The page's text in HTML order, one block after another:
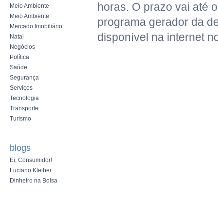
Meio Ambiente
Meio Ambiente
Mercado Imobiliário
Natal
Negócios
Política
Saúde
Segurança
Serviços
Tecnologia
Transporte
Turismo
blogs
Ei, Consumidor!
Luciano Kleiber
Dinheiro na Bolsa
horas. O prazo vai até
programa gerador da
disponível na internet